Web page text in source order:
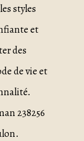
styles
et
des
de vie et
238256